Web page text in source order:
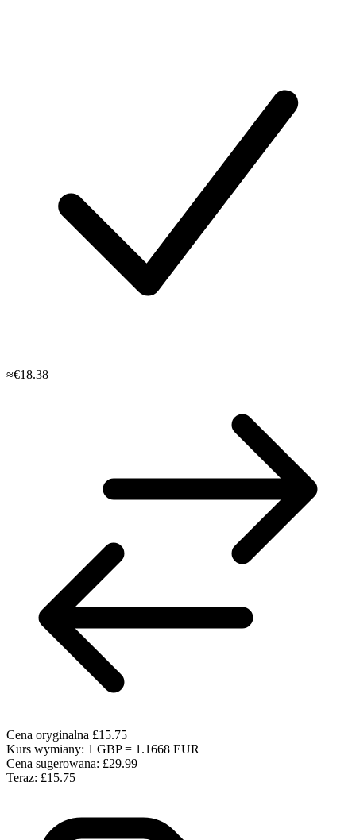
≈€18.38
Cena oryginalna £15.75
Kurs wymiany: 1 GBP = 1.1668 EUR
Cena sugerowana: £29.99
Teraz: £15.75